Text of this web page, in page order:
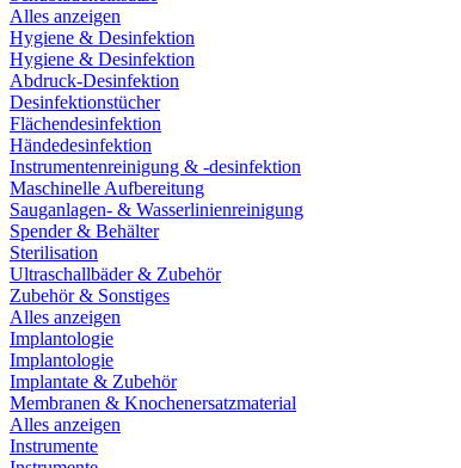
Alles anzeigen
Hygiene & Desinfektion
Hygiene & Desinfektion
Abdruck-Desinfektion
Desinfektionstücher
Flächendesinfektion
Händedesinfektion
Instrumentenreinigung & -desinfektion
Maschinelle Aufbereitung
Sauganlagen- & Wasserlinienreinigung
Spender & Behälter
Sterilisation
Ultraschallbäder & Zubehör
Zubehör & Sonstiges
Alles anzeigen
Implantologie
Implantologie
Implantate & Zubehör
Membranen & Knochenersatzmaterial
Alles anzeigen
Instrumente